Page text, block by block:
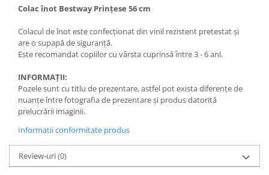
Colac înot Bestway Prințese 56 cm
Colacul de înot este confecționat din vinil rezistent pretestat și
are o supapă de siguranță.
Este recomandat copiilor cu vârsta cuprinsă între 3 - 6 ani.
INFORMAȚII:
Pozele sunt cu titlu de prezentare, astfel pot exista diferențe de
nuanțe între fotografia de prezentare și produs datorită
prelucrării imaginii.
Informatii conformitate produs
Review-uri(0)